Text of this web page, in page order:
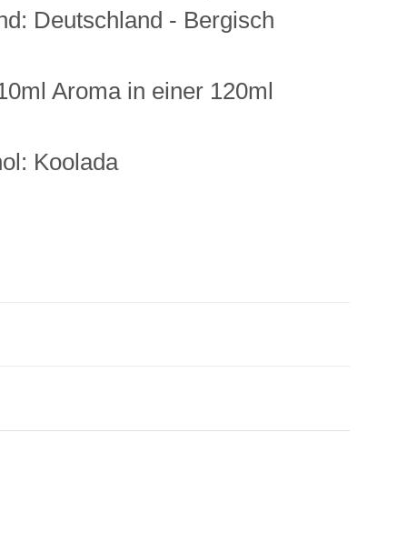
Deutschland - Bergisch
Aroma in einer 120ml
Koolada